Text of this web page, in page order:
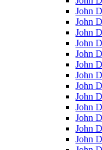
John
John
John
John
John
John
John
John
John
John
John
John
John